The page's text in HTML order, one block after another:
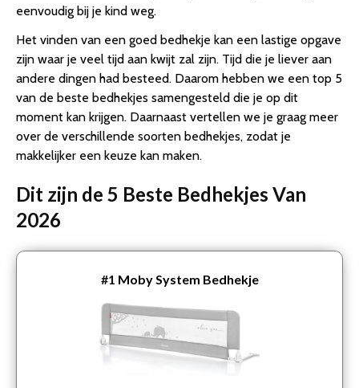
eenvoudig bij je kind weg.
Het vinden van een goed bedhekje kan een lastige opgave
zijn waar je veel tijd aan kwijt zal zijn. Tijd die je liever aan
andere dingen had besteed. Daarom hebben we een top 5
van de beste bedhekjes samengesteld die je op dit
moment kan krijgen. Daarnaast vertellen we je graag meer
over de verschillende soorten bedhekjes, zodat je
makkelijker een keuze kan maken.
Dit zijn de 5 Beste Bedhekjes Van
2026
#1 Moby System Bedhekje